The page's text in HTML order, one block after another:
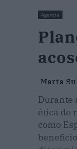
Agencia
Marta
Durante
ética de
como